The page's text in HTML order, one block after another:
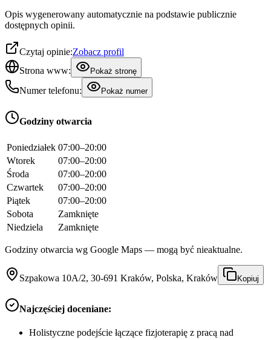
Opis wygenerowany automatycznie na podstawie publicznie
dostępnych opinii.
Czytaj opinie:Zobacz profil
Strona www:
Pokaż stronę
Numer telefonu: Pokaż numer
Godziny otwarcia
Poniedziałek 07:00–20:00
Wtorek
07:00–20:00
Środa
07:00–20:00
Czwartek
07:00–20:00
Piątek
07:00–20:00
Sobota
Zamknięte
Niedziela
Zamknięte
Godziny otwarcia wg Google Maps — mogą być nieaktualne.
Szpakowa 10A/2, 30-691 Kraków, Polska, Kraków Kopiuj
Najczęściej doceniane:
Holistyczne podejście łączące fizjoterapię z pracą nad